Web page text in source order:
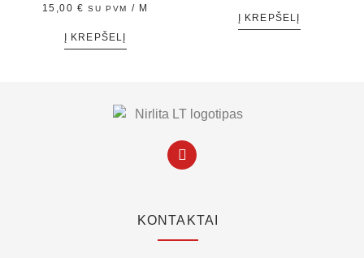
15,00€ SU PVM / M
Į KREPŠELĮ
Į KREPŠELĮ
KONTAKTAI